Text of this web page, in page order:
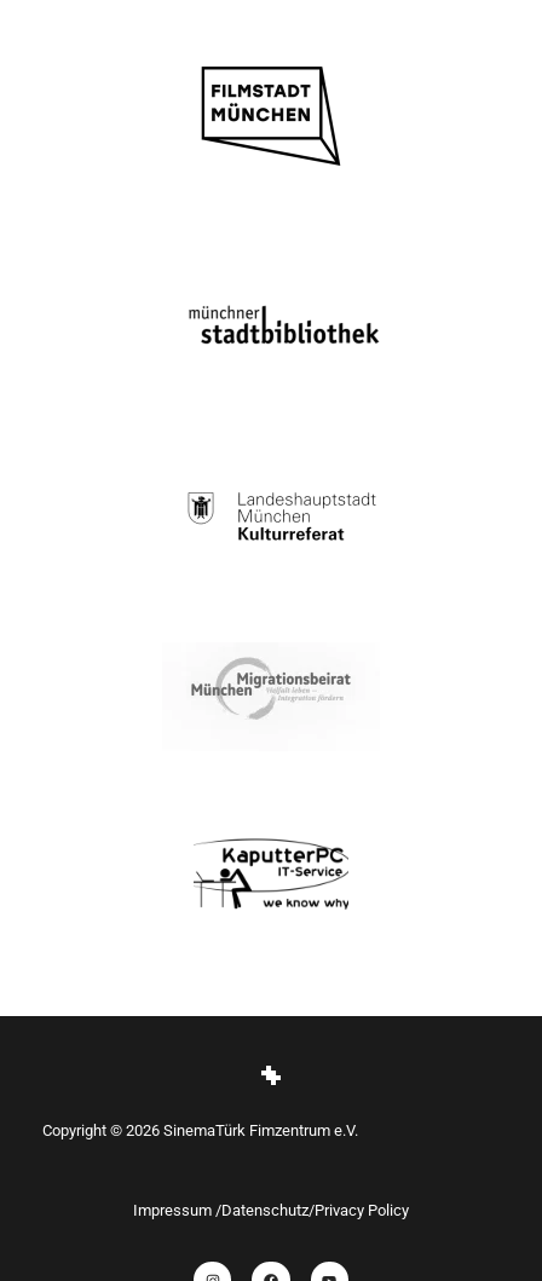
Copyright © 2026 SinemaTürk Fimzentrum e.V.
Impressum /Datenschutz/Privacy Policy
I
F
Y